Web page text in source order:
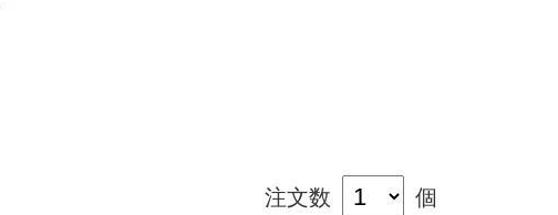
注文数 個